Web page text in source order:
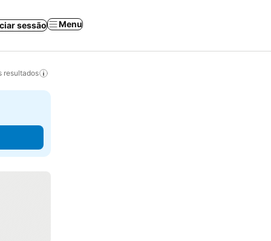
sessão Menu
resultados